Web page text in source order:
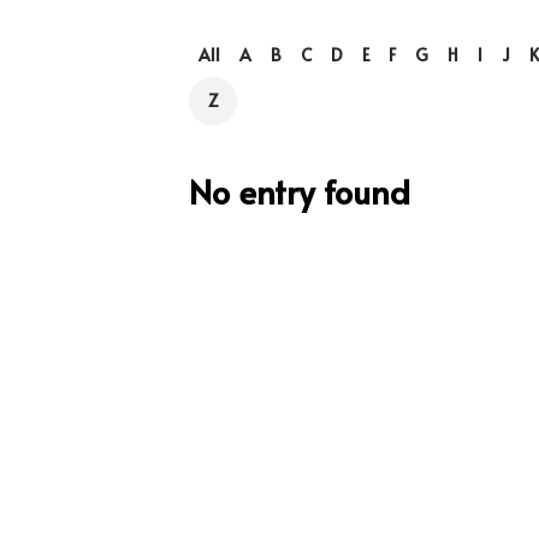
All A B C D E F G H I J K
Z
No entry found